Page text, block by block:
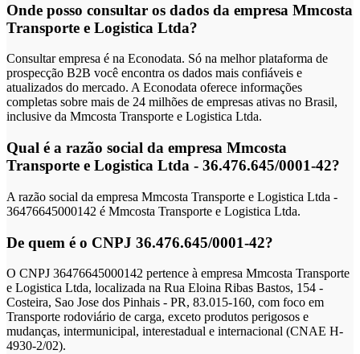
Onde posso consultar os dados da empresa Mmcosta
Transporte e Logistica Ltda?
Consultar empresa é na Econodata. Só na melhor plataforma de
prospecção B2B você encontra os dados mais confiáveis e
atualizados do mercado. A Econodata oferece informações
completas sobre mais de 24 milhões de empresas ativas no Brasil,
inclusive da Mmcosta Transporte e Logistica Ltda.
Qual é a razão social da empresa Mmcosta
Transporte e Logistica Ltda - 36.476.645/0001-42?
A razão social da empresa Mmcosta Transporte e Logistica Ltda -
36476645000142 é Mmcosta Transporte e Logistica Ltda.
De quem é o CNPJ 36.476.645/0001-42?
O CNPJ 36476645000142 pertence à empresa Mmcosta Transporte
e Logistica Ltda, localizada na Rua Eloina Ribas Bastos, 154 -
Costeira, Sao Jose dos Pinhais - PR, 83.015-160, com foco em
Transporte rodoviário de carga, exceto produtos perigosos e
mudanças, intermunicipal, interestadual e internacional (CNAE H-
4930-2/02).